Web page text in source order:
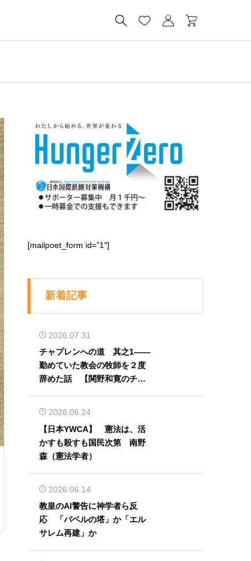
   
[mailpoet_form id=”1″]
新着記事
2026.07.31
チャプレンへの道 其之1――
勤めていた教会の牧師を２度
辞めた話 【関野和寛のチャ
2026.06.24
【日本YWCA】 憲法は、活
かすも殺すも国民次第 南野
森（憲法学者）
2026.06.14
教皇のAI警告に神学者ら反
応 「バベルの塔」か「エル
サレム再建」か